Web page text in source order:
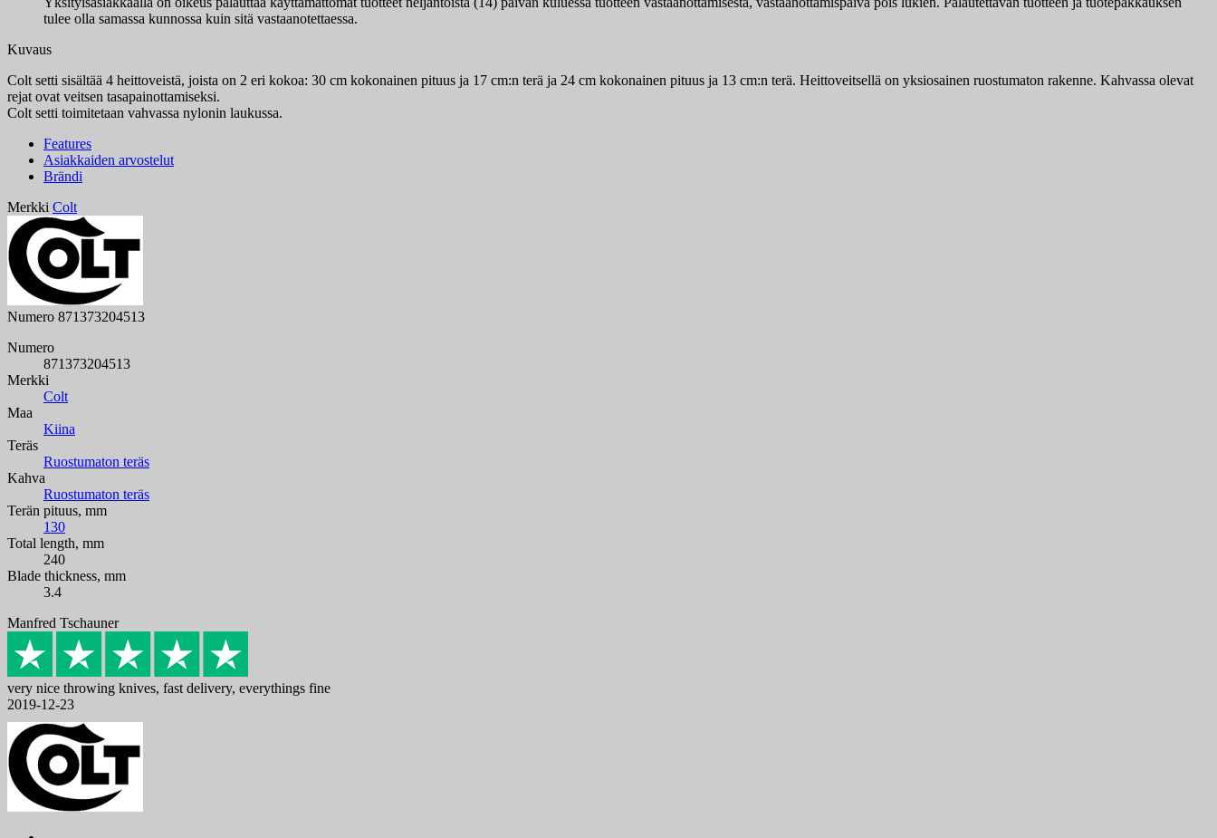
tulee olla samassa kunnossa kuin sitä vastaanotettaessa.
Kuvaus
Colt setti sisältää 4 heittoveistä, joista on 2 eri kokoa: 30 cm kokonainen pituus ja 17 cm:n terä ja 24 cm kokonainen pituus ja 13 cm:n terä. Heittoveitsellä on yksiosainen ruostumaton rakenne. Kahvassa olevat
rejat ovat veitsen tasapainottamiseksi.
Colt setti toimitetaan vahvassa nylonin laukussa.
Features
Asiakkaiden arvostelut
Brändi
Merkki Colt
Numero 871373204513
Numero
871373204513
Merkki
Colt
Maa
Kiina
Teräs
Ruostumaton teräs
Kahva
Ruostumaton teräs
Terän pituus, mm
130
Total length, mm
240
Blade thickness, mm
3.4
Manfred Tschauner
very nice throwing knives, fast delivery, everythings fine
2019-12-23